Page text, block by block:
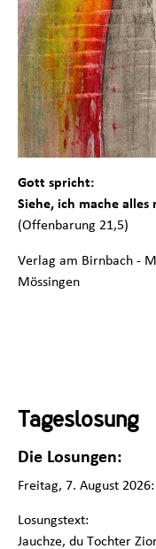
Gott spricht:
Siehe, ich mache alles
(Offenbarung 21,5)
Verlag am Birnbach -
Mössingen
Tageslosung
Die Losungen:
Freitag, 7. August 2026:
Losungstext:
Jauchze, du Tochter